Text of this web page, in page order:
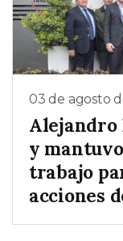
03 de agosto
Alejandro
y
trabajo
acciones